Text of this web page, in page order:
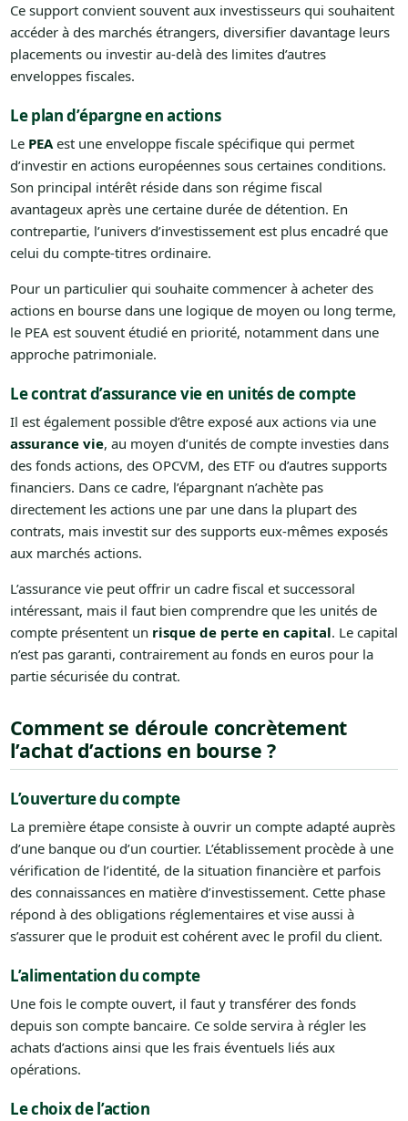
Ce support convient souvent aux investisseurs qui souhaitent
accéder à des marchés étrangers, diversifier davantage leurs
placements ou investir au-delà des limites d’autres
enveloppes fiscales.
Le plan d’épargne en actions
Le PEAest une enveloppe fiscale spécifique qui permet
d’investir en actions européennes sous certaines conditions.
Son principal intérêt réside dans son régime fiscal
avantageux après une certaine durée de détention. En
contrepartie, l’univers d’investissement est plus encadré que
celui du compte-titres ordinaire.
Pour un particulier qui souhaite commencer à acheter des
actions en bourse dans une logique de moyen ou long terme,
le PEA est souvent étudié en priorité, notamment dans une
approche patrimoniale.
Le contrat d’assurance vie en unités de compte
Il est également possible d’être exposé aux actions via une
assurance vie, au moyen d’unités de compte investies dans
des fonds actions, des OPCVM, des ETF ou d’autres supports
financiers. Dans ce cadre, l’épargnant n’achète pas
directement les actions une par une dans la plupart des
contrats, mais investit sur des supports eux-mêmes exposés
aux marchés actions.
L’assurance vie peut offrir un cadre fiscal et successoral
intéressant, mais il faut bien comprendre que les unités de
compte présentent un risque de perte en capital. Le capital
n’est pas garanti, contrairement au fonds en euros pour la
partie sécurisée du contrat.
Comment se déroule concrètement
l’achat d’actions en bourse ?
L’ouverture du compte
La première étape consiste à ouvrir un compte adapté auprès
d’une banque ou d’un courtier. L’établissement procède à une
vérification de l’identité, de la situation financière et parfois
des connaissances en matière d’investissement. Cette phase
répond à des obligations réglementaires et vise aussi à
s’assurer que le produit est cohérent avec le profil du client.
L’alimentation du compte
Une fois le compte ouvert, il faut y transférer des fonds
depuis son compte bancaire. Ce solde servira à régler les
achats d’actions ainsi que les frais éventuels liés aux
opérations.
Le choix de l’action